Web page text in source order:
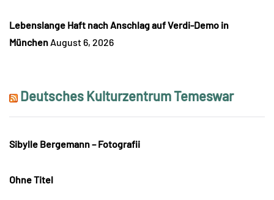
Lebenslange Haft nach Anschlag auf Verdi-Demo in
München August 6, 2026
Deutsches Kulturzentrum Temeswar
Sibylle Bergemann – Fotografii
Ohne Titel